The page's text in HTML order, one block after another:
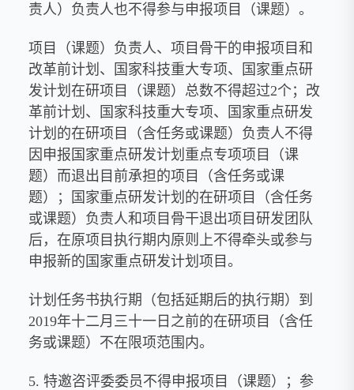
责人）负责人也不得参与申报项目（课题）。
项目（课题）负责人、项目骨干的申报项目和
改革前计划、国家科技重大专项、国家重点研
发计划在研项目（课题）总数不得超过2个；改
革前计划、国家科技重大专项、国家重点研发
计划的在研项目（含任务或课题）负责人不得
因申报国家重点研发计划重点专项项目（课
题）而退出目前承担的项目（含任务或课
题）；国家重点研发计划的在研项目（含任务
或课题）负责人和项目骨干退出项目研发团队
后，在原项目执行期内原则上不得牵头或参与
申报新的国家重点研发计划项目。
计划任务书执行期（包括延期后的执行期）到
2019年十二月三十一日之前的在研项目（含任
务或课题）不在限项范围内。
5. 特邀咨评委委员不得申报项目（课题）；参